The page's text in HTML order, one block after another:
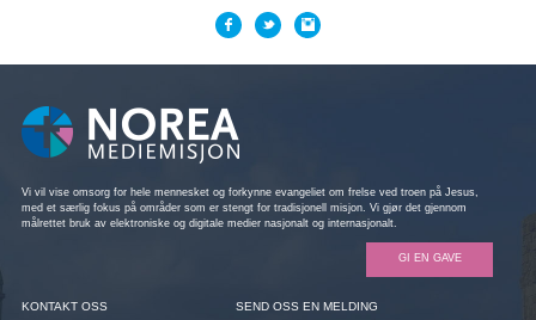
Vi vil vise omsorg for hele mennesket og forkynne evangeliet om frelse ved troen på Jesus,
med et særlig fokus på områder som er stengt for tradisjonell misjon. Vi gjør det gjennom
målrettet bruk av elektroniske og digitale medier nasjonalt og internasjonalt.
GI EN GAVE
KONTAKT OSS SEND OSS EN MELDING